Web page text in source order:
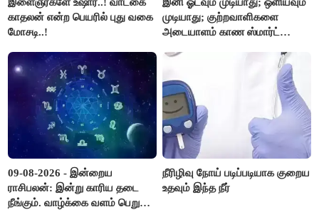
காதலன் என்ற பெயரில் புது வகை
மோசடி..!
முடியாது; குற்றவாளிகளை
அடையாளம் காண ஸ்மார்ட்
09-08-2026 - இன்றைய
ராசிபலன்: இன்று காரிய தடை
நீங்கும். வாழ்க்கை வளம் பெறும்.
நீரிழிவு நோய் படிப்படியாக குறைய
உதவும் இந்த நீர்